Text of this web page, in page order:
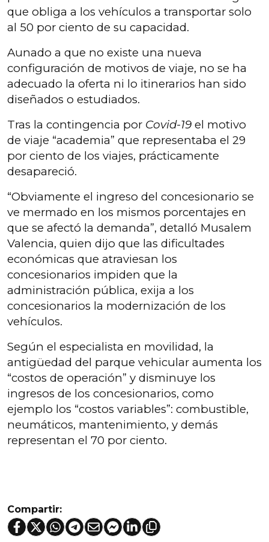
que obliga a los vehículos a transportar solo
al 50 por ciento de su capacidad.
Aunado a que no existe una nueva
configuración de motivos de viaje, no se ha
adecuado la oferta ni lo itinerarios han sido
diseñados o estudiados.
Tras la contingencia por Covid-19 el motivo
de viaje “academia” que representaba el 29
por ciento de los viajes, prácticamente
desapareció.
“Obviamente el ingreso del concesionario se
ve mermado en los mismos porcentajes en
que se afectó la demanda”, detalló Musalem
Valencia, quien dijo que las dificultades
económicas que atraviesan los
concesionarios impiden que la
administración pública, exija a los
concesionarios la modernización de los
vehículos.
Según el especialista en movilidad, la
antigüedad del parque vehicular aumenta los
“costos de operación” y disminuye los
ingresos de los concesionarios, como
ejemplo los “costos variables”: combustible,
neumáticos, mantenimiento, y demás
representan el 70 por ciento.
Compartir: